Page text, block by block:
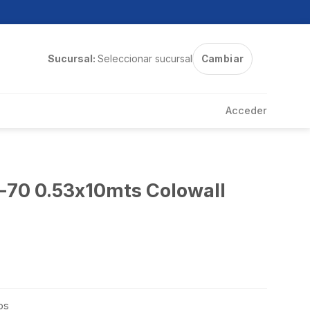
Sucursal: Seleccionar sucursal Cambiar
Acceder
0.53x10mts Colowall